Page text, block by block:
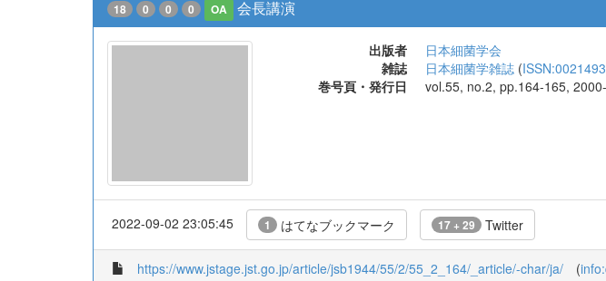
18 0 0 0 OA 会長講演
出版者
日本細菌学会
雑誌
日本細菌学雑誌 (
巻号頁・発行日
vol.55, no.2, pp.164-165,
2022-09-02 23:05:45 1 はてなブックマーク 17 + 29 Twitter
https://www.jstage.jst.go.jp/article/jsb1944/55/2/55_2_164/_article/-char/ja/ (